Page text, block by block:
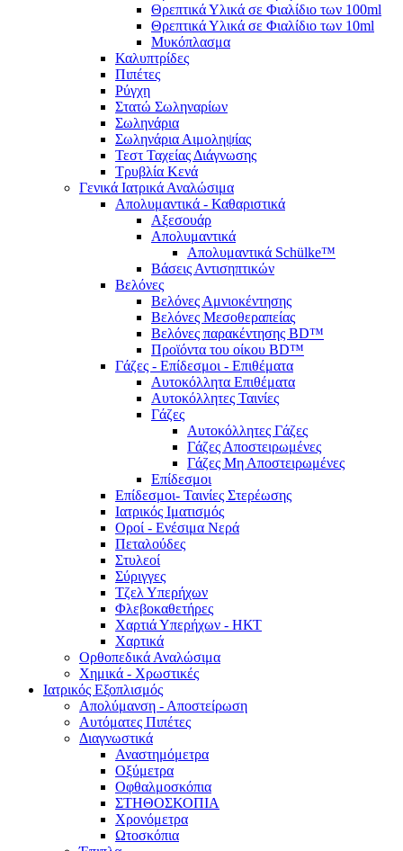
Θρεπτικά Υλικά σε Φιαλίδιο των 100ml
Θρεπτικά Υλικά σε Φιαλίδιο των 10ml
Μυκόπλασμα
Καλυπτρίδες
Πιπέτες
Ρύγχη
Στατώ Σωληναρίων
Σωληνάρια
Σωληνάρια Αιμοληψίας
Τεστ Ταχείας Διάγνωσης
Τρυβλία Κενά
Γενικά Ιατρικά Αναλώσιμα
Απολυμαντικά - Καθαριστικά
Αξεσουάρ
Απολυμαντικά
Απολυμαντικά Schülke™
Βάσεις Αντισηπτικών
Βελόνες
Βελόνες Αμνιοκέντησης
Βελόνες Μεσοθεραπείας
Βελόνες παρακέντησης BD™
Προϊόντα του οίκου BD™
Γάζες - Επίδεσμοι - Επιθέματα
Αυτοκόλλητα Επιθέματα
Αυτοκόλλητες Ταινίες
Γάζες
Αυτοκόλλητες Γάζες
Γάζες Αποστειρωμένες
Γάζες Μη Αποστειρωμένες
Επίδεσμοι
Επίδεσμοι- Ταινίες Στερέωσης
Ιατρικός Ιματισμός
Οροί - Ενέσιμα Νερά
Πεταλούδες
Στυλεοί
Σύριγγες
Τζελ Υπερήχων
Φλεβοκαθετήρες
Χαρτιά Υπερήχων - ΗΚΤ
Χαρτικά
Ορθοπεδικά Αναλώσιμα
Χημικά - Χρωστικές
Ιατρικός Εξοπλισμός
Απολύμανση - Αποστείρωση
Αυτόματες Πιπέτες
Διαγνωστικά
Αναστημόμετρα
Οξύμετρα
Οφθαλμοσκόπια
ΣΤΗΘΟΣΚΟΠΙΑ
Χρονόμετρα
Ωτοσκόπια